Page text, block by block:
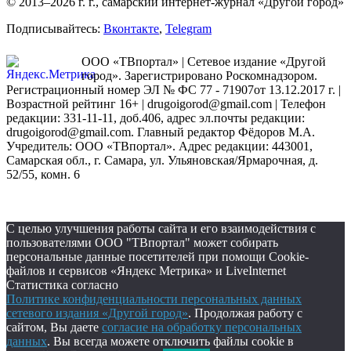
Подписывайтесь: Вконтакте, Telegram
ООО «ТВпортал» | Сетевое издание «Другой
город». Зарегистрировано Роскомнадзором.
Регистрационный номер ЭЛ № ФС 77 - 71907от 13.12.2017 г. |
Возрастной рейтинг 16+ | drugoigorod@gmail.com | Телефон
редакции: 331-11-11, доб.406, адрес эл.почты редакции:
drugoigorod@gmail.com. Главный редактор Фёдоров М.А.
Учредитель: ООО «ТВпортал». Адрес редакции: 443001,
Самарская обл., г. Самара, ул. Ульяновская/Ярмарочная, д.
52/55, комн. 6
С целью улучшения работы сайта и его взаимодействия с
пользователями ООО "ТВпортал" может собирать
персональные данные посетителей при помощи Cookie-
файлов и сервисов «Яндекс Метрика» и LiveInternet
Статистика согласно
Политике конфиденциальности персональных данных
сетевого издания «Другой город». Продолжая работу с
сайтом, Вы даете согласие на обработку персональных
данных. Вы всегда можете отключить файлы cookie в